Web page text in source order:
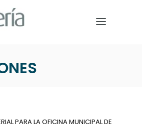
PARA LA OFICINA MUNICIPAL DE